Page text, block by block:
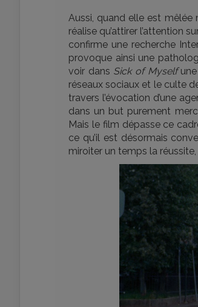
Aussi, quand elle est mêlée
réalise qu’attirer l’attention
confirme une recherche
provoque ainsi une
voir dans Sick of Myselfune
réseaux sociaux et le culte
travers l’évocation d’une
dans un but purement
Mais le film dépasse ce
ce qu’il est désormais
miroiter un temps la